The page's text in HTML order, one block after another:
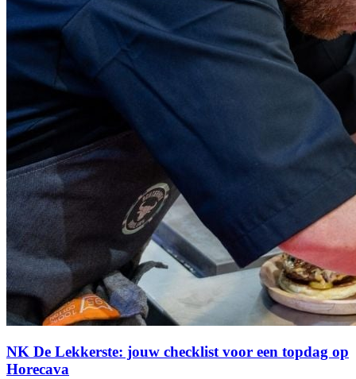
NK De Lekkerste: jouw checklist voor een topdag op
Horecava